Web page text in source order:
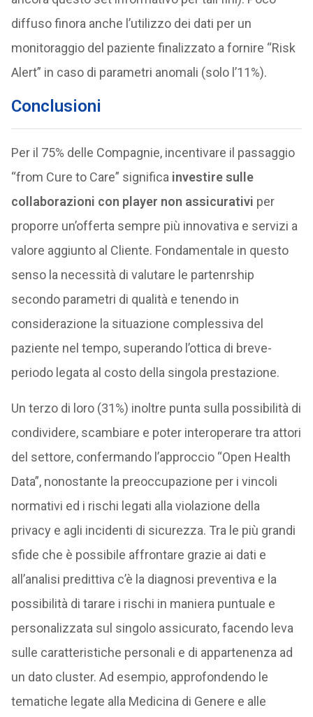
diffuso finora anche l’utilizzo dei dati per un
monitoraggio del paziente finalizzato a fornire “Risk
Alert” in caso di parametri anomali (solo l’11%).
Conclusioni
Per il 75% delle Compagnie, incentivare il passaggio
“from Cure to Care” significa investire sulle
collaborazioni con player non assicurativi per
proporre un’offerta sempre più innovativa e servizi a
valore aggiunto al Cliente. Fondamentale in questo
senso la necessità di valutare le partenrship
secondo parametri di qualità e tenendo in
considerazione la situazione complessiva del
paziente nel tempo, superando l’ottica di breve-
periodo legata al costo della singola prestazione.
Un terzo di loro (31%) inoltre punta sulla possibilità di
condividere, scambiare e poter interoperare tra attori
del settore, confermando l’approccio “Open Health
Data”, nonostante la preoccupazione per i vincoli
normativi ed i rischi legati alla violazione della
privacy e agli incidenti di sicurezza. Tra le più grandi
sfide che è possibile affrontare grazie ai dati e
all’analisi predittiva c’è la diagnosi preventiva e la
possibilità di tarare i rischi in maniera puntuale e
personalizzata sul singolo assicurato, facendo leva
sulle caratteristiche personali e di appartenenza ad
un dato cluster. Ad esempio, approfondendo le
tematiche legate alla Medicina di Genere e alle